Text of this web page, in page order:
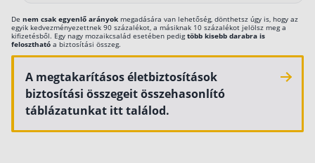
Befektetési alapok
TBSZ számla
Gyermek megtakarítás
Babakötvény kisokos 👶
Lakástakarék
De nem csak egyenlő arányok megadására van lehetőség, dönthetsz úgy is, hogy az
egyik kedvezményezettnek 90 százalékot, a másiknak 10 százalékot jelölsz meg a
kifizetésből. Egy nagy mozaikcsalád esetében pedigtöbb kisebb darabra is
felosztható a biztosítási összeg.
A megtakarításos életbiztosítások
biztosítási összegeit összehasonlító
táblázatunkat itt találod.